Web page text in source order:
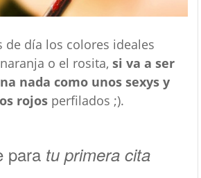
de día los colores ideales
o el rosita, si va a ser
nada como unos sexys y
rojosperfilados ;).
para tu primera cita